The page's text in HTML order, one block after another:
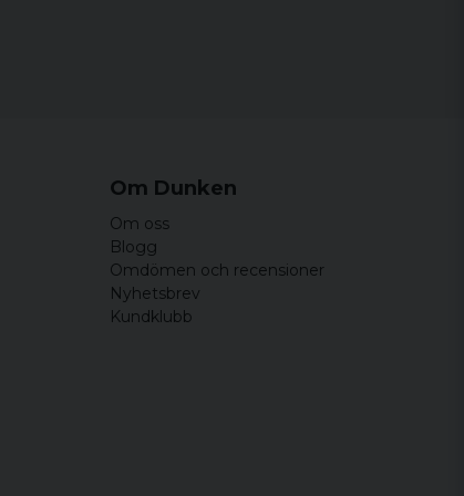
Om Dunken
Om oss
Blogg
Omdömen och recensioner
Nyhetsbrev
Kundklubb